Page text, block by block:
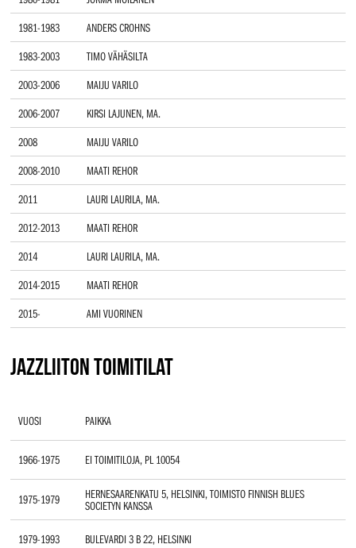
1981-1983
ANDERS CROHNS
1983-2003
TIMO VÄHÄSILTA
2003-2006
MAIJU VARILO
2006-2007
KIRSI LAJUNEN, MA.
2008
MAIJU VARILO
2008-2010
MAATI REHOR
2011
LAURI LAURILA, MA.
2012-2013
MAATI REHOR
2014
LAURI LAURILA, MA.
2014-2015
MAATI REHOR
2015-
AMI VUORINEN
JAZZLIITON TOIMITILAT
VUOSI PAIKKA
1966-1975 EI TOIMITILOJA, PL 10054
1975-1979 HERNESAARENKATU 5, HELSINKI, TOIMISTO FINNISH BLUES
SOCIETYN KANSSA
1979-1993 BULEVARDI 3 B 22, HELSINKI